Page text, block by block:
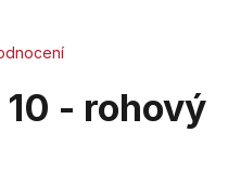
10 - rohový